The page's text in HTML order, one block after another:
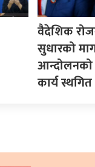
वैदेशिक
सुधारको माग
आन्दोलनको
कार्य स्थगित